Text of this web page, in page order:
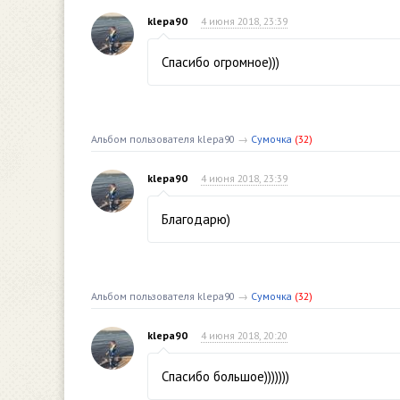
klepa90 4 июня 2018, 23:39
Спасибо огромное)))
Альбом пользователя klepa90 → Сумочка (32)
klepa90 4 июня 2018, 23:39
Благодарю)
Альбом пользователя klepa90 → Сумочка (32)
klepa90 4 июня 2018, 20:20
Спасибо большое)))))))